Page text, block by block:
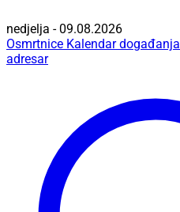
nedjelja - 09.08.2026
Osmrtnice Kalendar događanja
adresar